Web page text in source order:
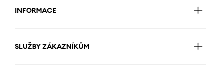
INFORMACE
SLUŽBY ZÁKAZNÍKŮM